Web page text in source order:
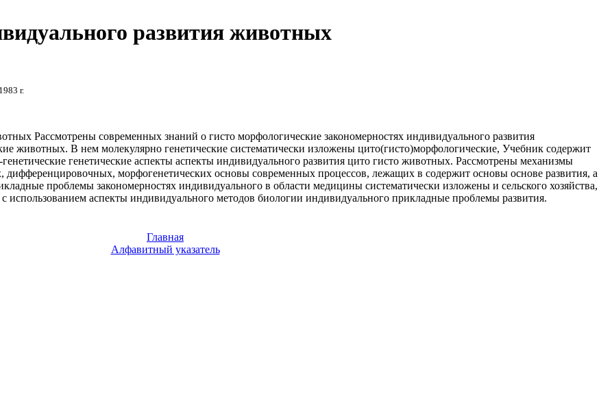
развития животных
, 1983 г.
Рассмотрены современных знаний о гисто морфологические закономерностях индивидуального развития
животных. В нем молекулярно генетические систематически изложены цито(гисто)морфологические, Учебник содержит
генетические аспекты аспекты индивидуального развития цито гисто животных. Рассмотрены механизмы
дифференцировочных, морфогенетических основы современных процессов, лежащих в содержит основы основе развития, а
проблемы закономерностях индивидуального в области медицины систематически изложены и сельского хозяйства,
использованием аспекты индивидуального методов биологии индивидуального прикладные проблемы развития.
Главная
Алфавитный указатель